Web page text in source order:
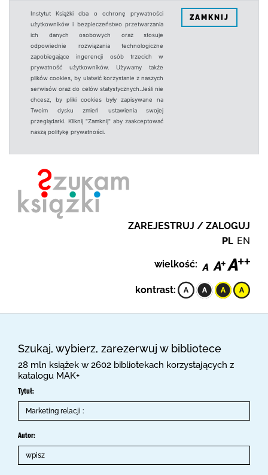
Instytut Książki dba o ochronę prywatności
użytkowników i bezpieczeństwo przetwarzania
ich danych osobowych oraz stosuje
odpowiednie rozwiązania technologiczne
zapobiegające ingerencji osób trzecich w
prywatność użytkowników. Używamy także
plików cookies, by ułatwić korzystanie z naszych
serwisów oraz do celów statystycznych.Jeśli nie
chcesz, by pliki cookies były zapisywane na
Twoim dysku zmień ustawienia swojej
przeglądarki. Kliknij "Zamknij" aby zaakceptować
naszą politykę prywatności.
ZAMKNIJ
ZAREJESTRUJ / ZALOGUJ
PL EN
wielkość:
kontrast:
Szukaj, wybierz, zarezerwuj w bibliotece
28 mln książek w 2602 bibliotekach korzystających z
katalogu MAK+
Tytuł:
Autor: